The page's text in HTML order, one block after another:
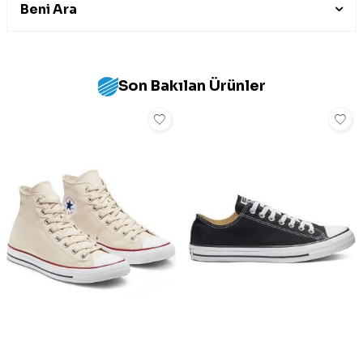
Beni Ara
Son Bakılan Ürünler